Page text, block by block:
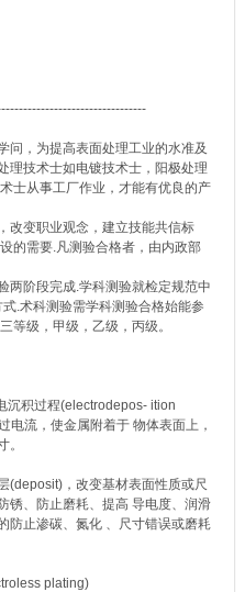
，为提高表面处理工业的水准及
理技术士如电镀技术士，阳极处理
士从事工厂作业，才能有优良的产
改变职业观念，建立技能共信标
的需要.凡测验合格者，由内政部
阶段完成.学科测验就检定规范中
.术科测验需学科测验合格始能参
等级，甲级，乙级，丙级。
积过程(electrodepos- ition
流，使金属附着于 物体表面上，
。
，改变基材表面性质或尺
锈、防止磨耗、提高 导电度、润滑
防止渗碳、氮化 、尺寸错误或磨耗
plating)